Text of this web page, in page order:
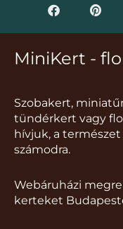
MiniKert -
Szobakert,
tündérkert vagy
hívjuk, a
számodra.
Webáruházi
kerteket